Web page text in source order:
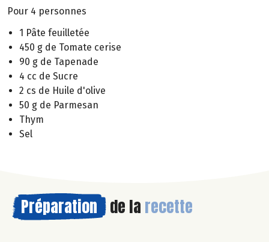
Pour 4 personnes
1 Pâte feuilletée
450 g de Tomate cerise
90 g de Tapenade
4 cc de Sucre
2 cs de Huile d'olive
50 g de Parmesan
Thym
Sel
Préparation de la recette